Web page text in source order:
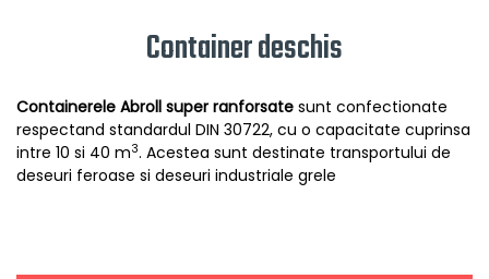
Container deschis
Containerele Abroll super ranforsate sunt confectionate
respectand standardul DIN 30722, cu o capacitate cuprinsa
intre 10 si 40 m3. Acestea sunt destinate transportului de
deseuri feroase si deseuri industriale grele